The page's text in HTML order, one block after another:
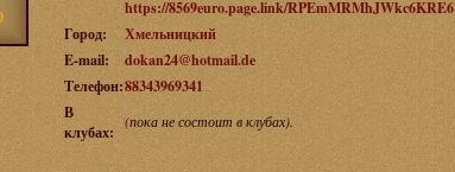
https://8569euro.page.link/RPEmMRMhJWkc6KRE6
Город:
Хмельницкий
E-mail:
dokan24@hotmail.de
Телефон:88343969341
В
клубах:
(пока не состоит в клубах).